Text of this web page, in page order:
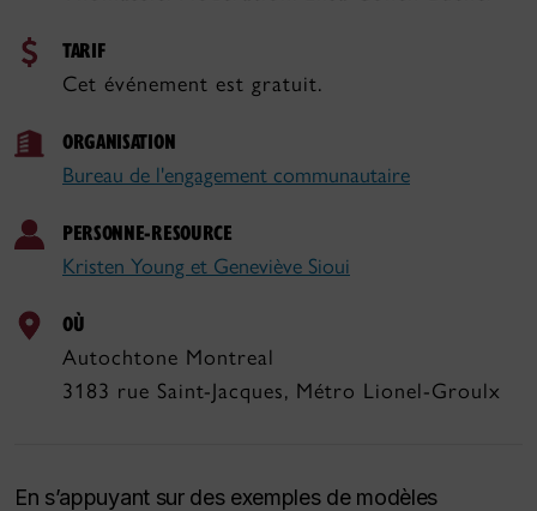
TARIF
Cet événement est gratuit.
ORGANISATION
Bureau de l'engagement communautaire
PERSONNE-RESOURCE
Kristen Young et Geneviève Sioui
OÙ
Autochtone Montreal
3183 rue Saint-Jacques, Métro Lionel-Groulx
En s’appuyant sur des exemples de modèles